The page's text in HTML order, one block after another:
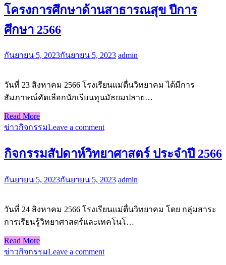
โครงการศึกษาด้านสาธารณสุข ปีการ
ศึกษา 2566
กันยายน 5, 2023กันยายน 5, 2023 admin
วันที่ 23 สิงหาคม 2566 โรงเรียนแม่ตื่นวิทยาคม ได้มีการ
สัมภาษณ์คัดเลือกนักเรียนทุนมัธยมปลาย…
Read More
ข่าวกิจกรรมLeave a comment
กิจกรรมสัปดาห์วิทยาศาสตร์ ประจำปี 2566
กันยายน 5, 2023กันยายน 5, 2023 admin
วันที่ 24 สิงหาคม 2566 โรงเรียนแม่ตื่นวิทยาคม โดย กลุ่มสาระ
การเรียนรู้วิทยาศาสตร์และเทคโนโ…
Read More
ข่าวกิจกรรมLeave a comment